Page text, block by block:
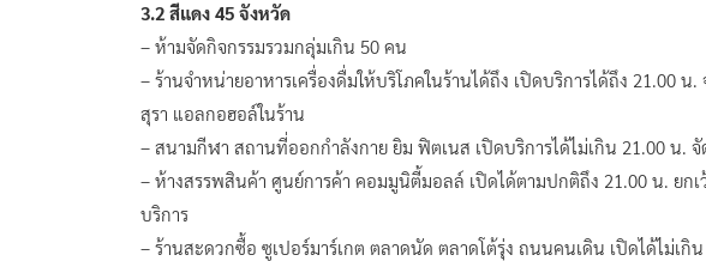
3.2 สีแดง 45 จังหวัด
– ห้ามจัดกิจกรรมรวมกลุ่มเกิน 50 คน
– ร้านจำหน่ายอาหารเครื่องดื่มให้บริโภคในร้านได้ถึง เปิดบริการได้ถึง 21.00
สุรา แอลกอฮอล์ในร้าน
– สนามกีฬา สถานที่ออกกำลังกาย ยิม ฟิตเนส เปิดบริการได้ไม่เกิน 21.00 น.
– ห้างสรรพสินค้า ศูนย์การค้า คอมมูนิตี้มอลล์ เปิดได้ตามปกติถึง 21.00 น. ยกเ
บริการ
– ร้านสะดวกซื้อ ซูเปอร์มาร์เกต ตลาดนัด ตลาดโต้รุ่ง ถนนคนเดิน เปิดได้ไม่เกิ